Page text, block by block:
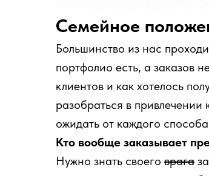
Семейное
Большинство из нас
портфолио есть, а заказов
клиентов и как хотелось
разобраться в
ожидать от каждого
Кто вообще заказывает
Нужно знать своего врага